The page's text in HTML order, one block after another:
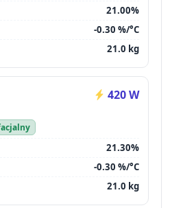
21.00%
-0.30 %/°C
21.0 kg
420 W
21.30%
-0.30 %/°C
21.0 kg